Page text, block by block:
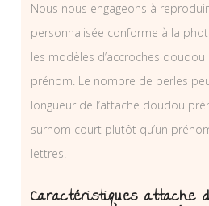
Nous nous engageons à
personnalisée conforme à la
les modèles d’accroches
prénom. Le nombre de perles
longueur de l’attache doudou
surnom court plutôt qu’un
lettres.
Caractéristiques attache